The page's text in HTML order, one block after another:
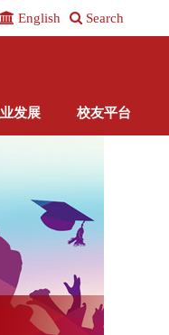
English Search
发展 校友平台